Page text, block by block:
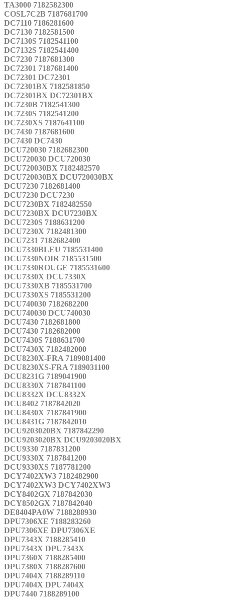
TA3000 7182582300
COSL7C2B 7187681700
DC7110 7186281600
DC7130 7182581500
DC7130S 7182541100
DC7132S 7182541400
DC7230 7187681300
DC72301 7187681400
DC72301 DC72301
DC72301BX 7182581850
DC72301BX DC72301BX
DC7230B 7182541300
DC7230S 7182541200
DC7230XS 7187641100
DC7430 7187681600
DC7430 DC7430
DCU720030 7182682300
DCU720030 DCU720030
DCU720030BX 7182482570
DCU720030BX DCU720030BX
DCU7230 7182681400
DCU7230 DCU7230
DCU7230BX 7182482550
DCU7230BX DCU7230BX
DCU7230S 7188631200
DCU7230X 7182481300
DCU7231 7182682400
DCU7330BLEU 7185531400
DCU7330NOIR 7185531500
DCU7330ROUGE 7185531600
DCU7330X DCU7330X
DCU7330XB 7185531700
DCU7330XS 7185531200
DCU740030 7182682200
DCU740030 DCU740030
DCU7430 7182681800
DCU7430 7182682000
DCU7430S 7188631700
DCU7430X 7182482000
DCU8230X-FRA 7189081400
DCU8230XS-FRA 7189031100
DCU8231G 7189041900
DCU8330X 7187841100
DCU8332X DCU8332X
DCU8402 7187842020
DCU8430X 7187841900
DCU8431G 7187842010
DCU9203020BX 7187842290
DCU9203020BX DCU9203020BX
DCU9330 7187831200
DCU9330X 7187841200
DCU9330XS 7187781200
DCY7402XW3 7182482900
DCY7402XW3 DCY7402XW3
DCY8402GX 7187842030
DCY8502GX 7187842040
DE8404PA0W 7188288930
DPU7306XE 7188283260
DPU7306XE DPU7306XE
DPU7343X 7188285410
DPU7343X DPU7343X
DPU7360X 7188285400
DPU7380X 7188287600
DPU7404X 7188289110
DPU7404X DPU7404X
DPU7440 7188289100